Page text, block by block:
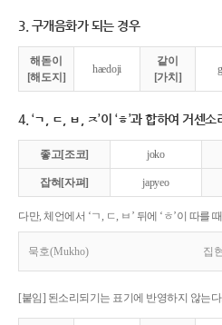
3. 구개음화가 되는 경우
해돋이
[해도지]
haedoji
같이
[가치]
4. ‘ㄱ, ㄷ, ㅂ, ㅈ’이 ‘ㅎ’과 합하여 거센
좋고[조코] joko
잡혀[자펴] japyeo
다만, 체언에서 ‘ㄱ, ㄷ, ㅂ’ 뒤에 ‘ㅎ’이 따를
묵호(Mukho) 집
[붙임] 된소리되기는 표기에 반영하지 않는다.